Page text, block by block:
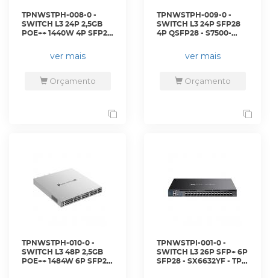
TPNWSTPH-008-0 -
SWITCH L3 24P 2,5GB
POE++ 1440W 4P SFP28
ver mais
Orçamento
TPNWSTPH-009-0 -
SWITCH L3 24P SFP28
4P QSFP28 - S7500-
ver mais
Orçamento
TPNWSTPH-010-0 -
SWITCH L3 48P 2,5GB
POE++ 1484W 6P SFP28
TPNWSTPI-001-0 -
SWITCH L3 26P SFP+ 6P
SFP28 - SX6632YF - TP-